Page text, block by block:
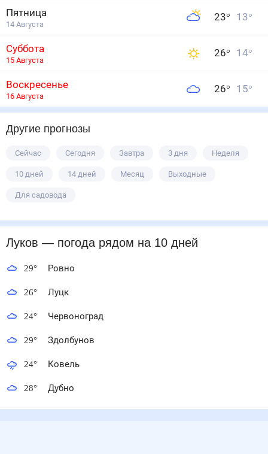
Пятница
14 Августа
23° 13°
Суббота
15 Августа
26° 14°
Воскресенье
16 Августа
26° 15°
Другие прогнозы
Сейчас Сегодня Завтра 3 дня Неделя
10 дней 14 дней Месяц Выходные
Для садовода
Луков — погода рядом на 10 дней
29° Ровно
26° Луцк
24° Червоноград
29° Здолбунов
24° Ковель
28° Дубно